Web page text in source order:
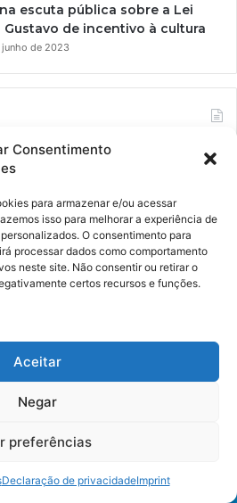
Consentimento
para armazenar e/ou acessar
isso para melhorar a experiência de
O consentimento para
processar dados como comportamento
neste site. Não consentir ou retirar o
certos recursos e funções.
Aceitar
Negar
preferências
Declaração de privacidadeImprint
escuta pública sobre a Lei
Gustavo de incentivo à cultura
junho de 2023
de Cultura
têm até 31 de maio para
Aplicação de Recursos
econômica do apoio
da cultura Fonte:
nesta semana escuta
Gustavo de incentivo à